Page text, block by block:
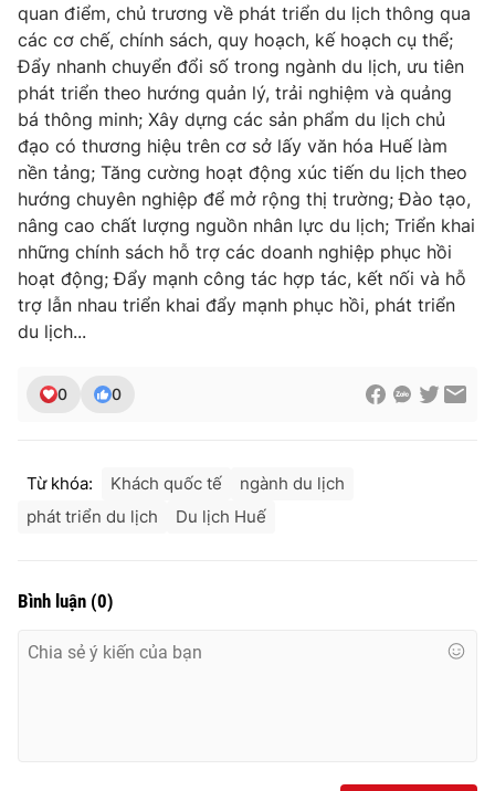
quan điểm, chủ trương về phát triển du lịch thông qua
các cơ chế, chính sách, quy hoạch, kế hoạch cụ thể;
Đẩy nhanh chuyển đổi số trong ngành du lịch, ưu tiên
phát triển theo hướng quản lý, trải nghiệm và quảng
bá thông minh; Xây dựng các sản phẩm du lịch chủ
đạo có thương hiệu trên cơ sở lấy văn hóa Huế làm
nền tảng; Tăng cường hoạt động xúc tiến du lịch theo
hướng chuyên nghiệp để mở rộng thị trường; Đào tạo,
nâng cao chất lượng nguồn nhân lực du lịch; Triển khai
những chính sách hỗ trợ các doanh nghiệp phục hồi
hoạt động; Đẩy mạnh công tác hợp tác, kết nối và hỗ
trợ lẫn nhau triển khai đẩy mạnh phục hồi, phát triển
du lịch...
0 0
Từ khóa: Khách quốc tế
ngành du lịch
phát triển du lịch
Du lịch Huế
Bình luận (0)